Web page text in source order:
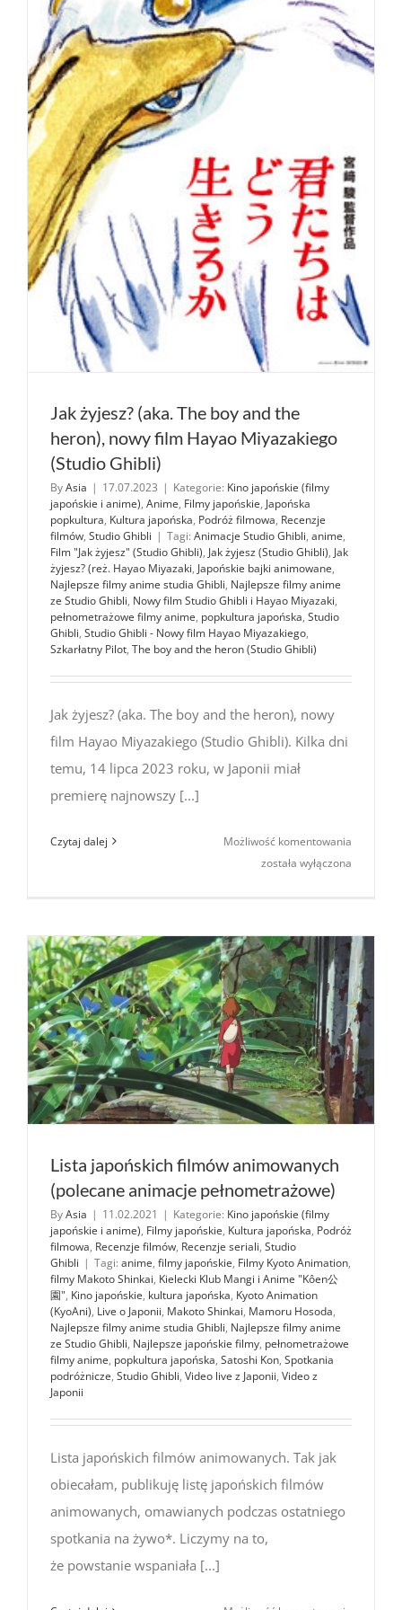
Jak żyjesz? (aka. The boy and the
heron), nowy film Hayao Miyazakiego
(Studio Ghibli)
ByAsia | 17.07.2023 | Kategorie: Kino japońskie (filmy
japońskie i anime), Anime, Filmy japońskie, Japońska
popkultura, Kultura japońska, Podróż filmowa, Recenzje
filmów, Studio Ghibli | Tagi: Animacje Studio Ghibli, anime,
Film "Jak żyjesz" (Studio Ghibli), Jak żyjesz (Studio Ghibli), Jak
żyjesz? (reż. Hayao Miyazaki, Japońskie bajki animowane,
Najlepsze filmy anime studia Ghibli, Najlepsze filmy anime
ze Studio Ghibli, Nowy film Studio Ghibli i Hayao Miyazaki,
pełnometrażowe filmy anime, popkultura japońska, Studio
Ghibli, Studio Ghibli - Nowy film Hayao Miyazakiego,
Szkarłatny Pilot, The boy and the heron (Studio Ghibli)
Jak żyjesz? (aka. The boy and the heron), nowy
film Hayao Miyazakiego (Studio Ghibli). Kilka dni
temu, 14 lipca 2023 roku, w Japonii miał
premierę najnowszy [...]
Czytaj dalej Możliwość komentowania
and
the
heron),
nowy
film
Hayao
(Studio
Ghibli)
została wyłączona
Lista japońskich filmów animowanych
(polecane animacje pełnometrażowe)
ByAsia | 11.02.2021 | Kategorie: Kino japońskie (filmy
japońskie i anime), Filmy japońskie, Kultura japońska, Podróż
filmowa, Recenzje filmów, Recenzje seriali, Studio
Ghibli | Tagi: anime, filmy japońskie, Filmy Kyoto Animation,
filmy Makoto Shinkai, Kielecki Klub Mangi i Anime "Kôen公
園", Kino japońskie, kultura japońska, Kyoto Animation
(KyoAni), Live o Japonii, Makoto Shinkai, Mamoru Hosoda,
Najlepsze filmy anime studia Ghibli, Najlepsze filmy anime
ze Studio Ghibli, Najlepsze japońskie filmy, pełnometrażowe
filmy anime, popkultura japońska, Satoshi Kon, Spotkania
podróżnicze, Studio Ghibli, Video live z Japonii, Video z
Japonii
Lista japońskich filmów animowanych. Tak jak
obiecałam, publikuję listę japońskich filmów
animowanych, omawianych podczas ostatniego
spotkania na żywo*. Liczymy na to,
że powstanie wspaniała [...]